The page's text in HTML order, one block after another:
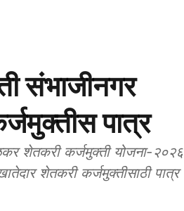
संभाजीनगर
पात्र
शेतकरी कर्जमुक्ती योजना-२०२६
शेतकरी कर्जमुक्तीसाठी पात्र